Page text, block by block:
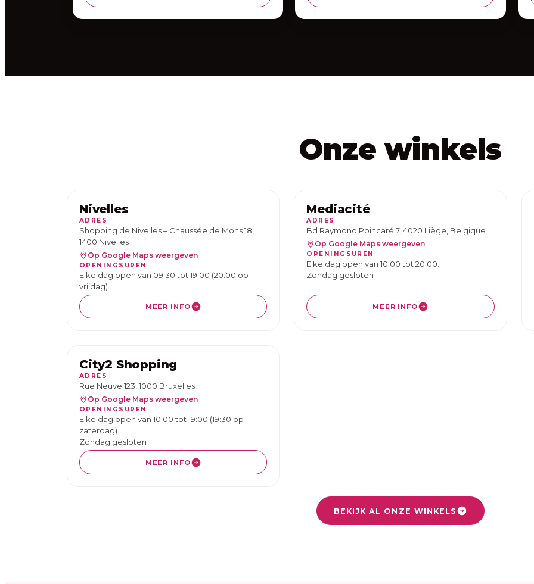
Onze winkels
Nivelles
ADRES
Shopping de Nivelles – Chaussée de Mons 18,
1400 Nivelles
Op Google Maps weergeven
OPENINGSUREN
Elke dag open van 09:30 tot 19:00 (20:00 op
vrijdag).
MEER INFO
Mediacité
ADRES
Bd Raymond Poincaré 7, 4020 Liège, Belgique
Op Google Maps weergeven
OPENINGSUREN
Elke dag open van 10:00 tot 20:00.
Zondag gesloten
MEER INFO
City2 Shopping
ADRES
Rue Neuve 123, 1000 Bruxelles
Op Google Maps weergeven
OPENINGSUREN
Elke dag open van 10:00 tot 19:00 (19:30 op
zaterdag).
Zondag gesloten
MEER INFO
BEKIJK AL ONZE WINKELS